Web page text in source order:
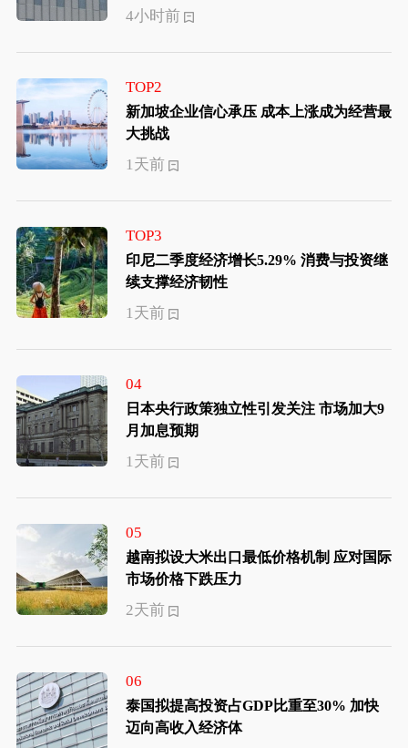
4小时前
TOP2
新加坡企业信心承压 成本上涨成为经营最
大挑战
1天前
TOP3
印尼二季度经济增长5.29% 消费与投资继
续支撑经济韧性
1天前
04
日本央行政策独立性引发关注 市场加大9
月加息预期
1天前
05
越南拟设大米出口最低价格机制 应对国际
市场价格下跌压力
2天前
06
泰国拟提高投资占GDP比重至30% 加快
迈向高收入经济体